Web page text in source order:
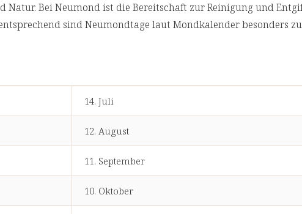
Natur. Bei Neumond ist die Bereitschaft zur Reinigung und
sind Neumondtage laut Mondkalender besonders
14. Juli
12. August
11. September
10. Oktober